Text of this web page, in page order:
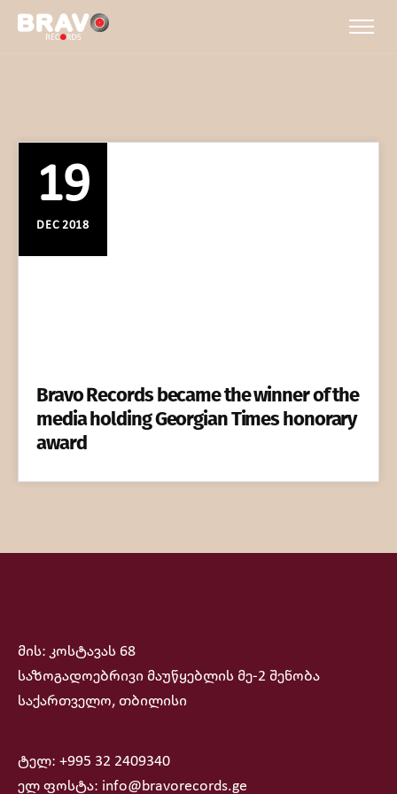
19
DEC 2018
Bravo Records became the winner of the
media holding Georgian Times honorary
award
მის: კოსტავას 68
საზოგადოებრივი მაუწყებლის მე-2 შენობა
საქართველო, თბილისი
ტელ: +995 32 2409340
ელ ფოსტა: info@bravorecords.ge